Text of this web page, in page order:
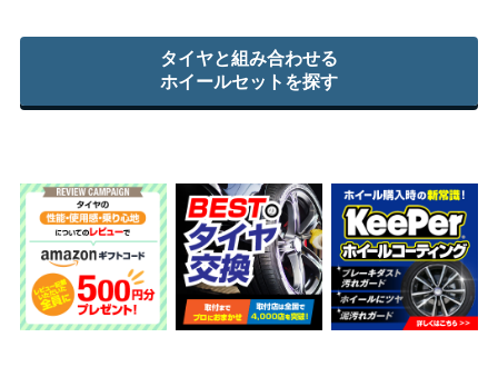
タイヤと組み合わせる
ホイールセットを探す